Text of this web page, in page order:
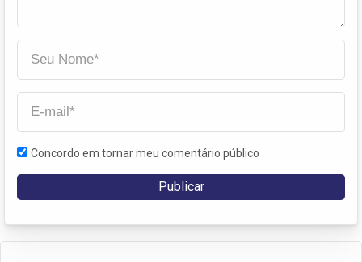
Concordo em tornar meu comentário público